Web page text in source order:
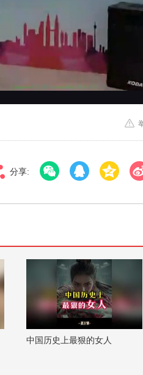
分享:
中国历史上最狠的女人